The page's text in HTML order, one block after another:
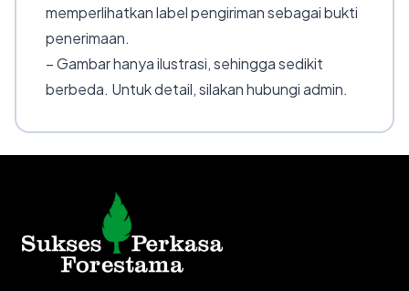
memperlihatkan label pengiriman sebagai bukti
penerimaan.
– Gambar hanya ilustrasi, sehingga sedikit
berbeda. Untuk detail, silakan hubungi admin.